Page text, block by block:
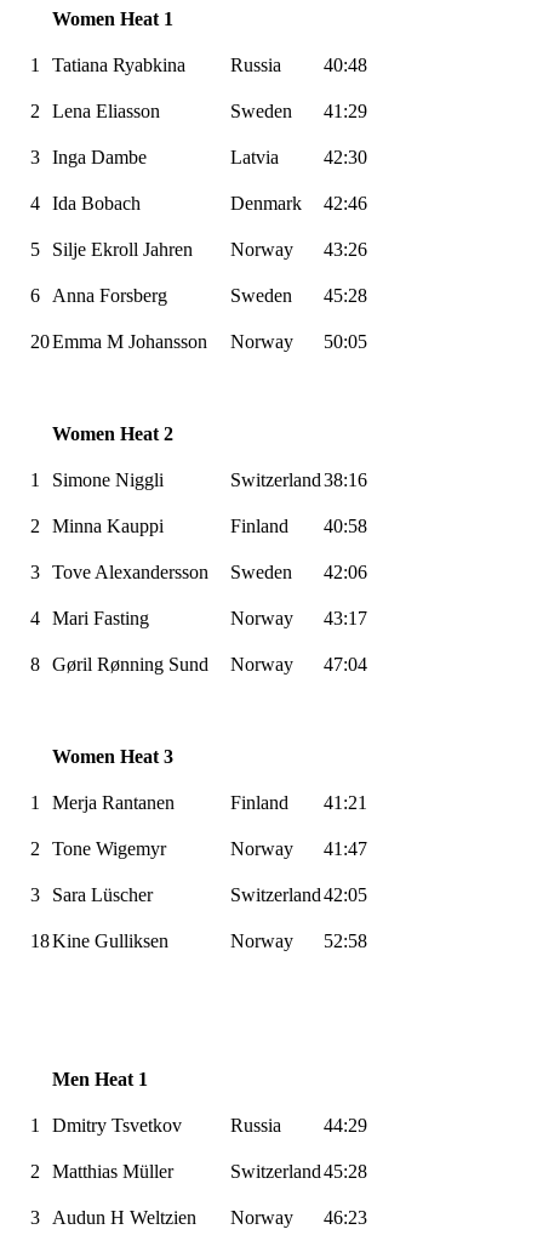
Women Heat 1
1 Tatiana Ryabkina Russia 40:48
2 Lena Eliasson Sweden 41:29
3 Inga Dambe Latvia 42:30
4 Ida Bobach Denmark 42:46
5 Silje Ekroll Jahren Norway 43:26
6 Anna Forsberg Sweden 45:28
20Emma M Johansson Norway 50:05
Women Heat 2
1 Simone Niggli Switzerland38:16
2 Minna Kauppi Finland 40:58
3 Tove Alexandersson Sweden 42:06
4 Mari Fasting Norway 43:17
8 Gøril Rønning Sund Norway 47:04
Women Heat 3
1 Merja Rantanen Finland 41:21
2 Tone Wigemyr Norway 41:47
3 Sara Lüscher Switzerland42:05
18Kine Gulliksen Norway 52:58
Men Heat 1
1 Dmitry Tsvetkov Russia 44:29
2 Matthias Müller Switzerland45:28
3 Audun H Weltzien Norway 46:23